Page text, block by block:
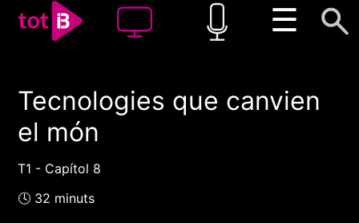
☰
00:00 00:00
Tecnologies que canvien
el món
T1 - Capítol 8
🕓 32 minuts